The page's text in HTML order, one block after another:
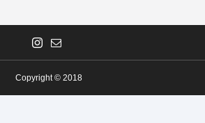
Copyright © 2018